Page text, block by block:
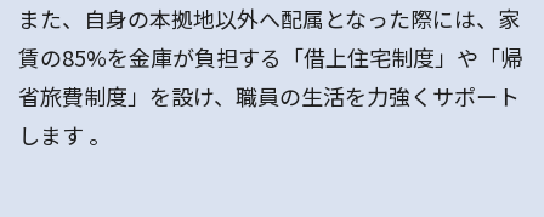
また、自身の本拠地以外へ配属となった際には、家
賃の85%を金庫が負担する「借上住宅制度」や「帰
省旅費制度」を設け、職員の生活を力強くサポート
します 。